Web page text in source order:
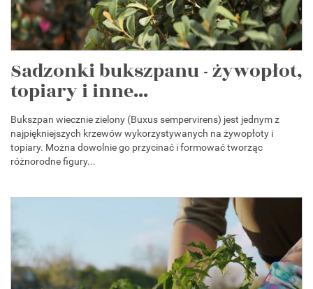
Sadzonki bukszpanu - żywopłot,
topiary i inne...
Bukszpan wiecznie zielony (Buxus sempervirens) jest jednym z
najpiękniejszych krzewów wykorzystywanych na żywopłoty i
topiary. Można dowolnie go przycinać i formować tworząc
różnorodne figury...